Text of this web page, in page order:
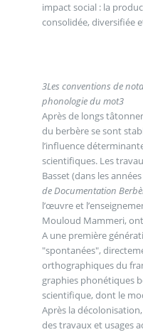
impact social : la
consolidée, diversifiée
3Les conventions de
phonologie du mot3
Après de longs
du berbère se sont
l’influence
scientifiques. Les
Basset (dans les
de Documentation
l’œuvre et
Mouloud Mammeri,
A une première
"spontanées",
orthographiques du
graphies phonétiques
scientifique, dont le
Après la
des travaux et usages